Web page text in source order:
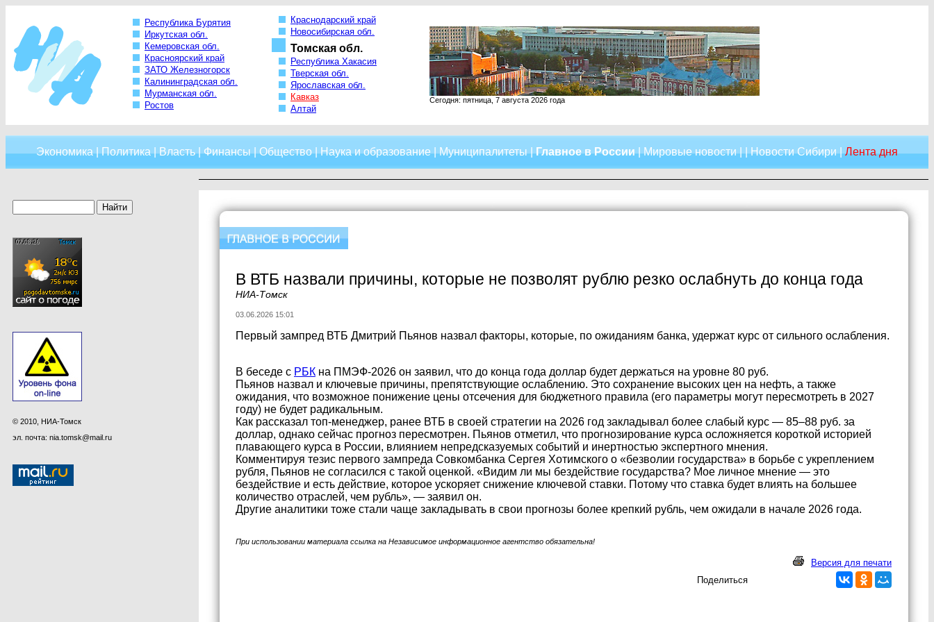
Республика Бурятия
Иркутская обл.
Кемеровская обл.
Красноярский край
ЗАТО Железногорск
Калининградская обл.
Мурманская обл.
Ростов
Краснодарский край
Новосибирская обл.
Томская обл.
Республика Хакасия
Тверская обл.
Ярославская обл.
Кавказ
Алтай
Сегодня: пятница, 7 августа 2026 года
Экономика|Политика|Власть|Финансы|Общество|Наука и образование|Муниципалитеты|Главное в России|Мировые новости| |Новости Сибири|Лента дня
© 2010, НИА-Томск
эл. почта: nia.tomsk@mail.ru
В ВТБ назвали причины, которые не позволят рублю резко ослабнуть до конца года
НИА-Томск
03.06.2026 15:01
Первый зампред ВТБ Дмитрий Пьянов назвал факторы, которые, по ожиданиям банка, удержат курс от сильного ослабления.
В беседе с РБК на ПМЭФ-2026 он заявил, что до конца года доллар будет держаться на уровне 80 руб.
Пьянов назвал и ключевые причины, препятствующие ослаблению. Это сохранение высоких цен на нефть, а также
ожидания, что возможное понижение цены отсечения для бюджетного правила (его параметры могут пересмотреть в 2027
году) не будет радикальным.
Как рассказал топ-менеджер, ранее ВТБ в своей стратегии на 2026 год закладывал более слабый курс — 85–88 руб. за
доллар, однако сейчас прогноз пересмотрен. Пьянов отметил, что прогнозирование курса осложняется короткой историей
плавающего курса в России, влиянием непредсказуемых событий и инертностью экспертного мнения.
Комментируя тезис первого зампреда Совкомбанка Сергея Хотимского о «безволии государства» в борьбе с укреплением
рубля, Пьянов не согласился с такой оценкой. «Видим ли мы бездействие государства? Мое личное мнение — это
бездействие и есть действие, которое ускоряет снижение ключевой ставки. Потому что ставка будет влиять на большее
количество отраслей, чем рубль», — заявил он.
Другие аналитики тоже стали чаще закладывать в свои прогнозы более крепкий рубль, чем ожидали в начале 2026 года.
При использовании материала ссылка на Независимое информационное агентство обязательна!
Версия для печати
Поделиться